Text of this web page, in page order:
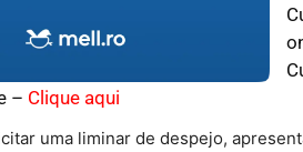
– Clique aqui
uma liminar de despejo,